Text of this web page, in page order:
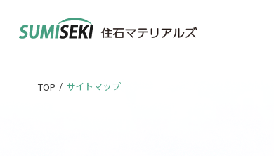
TOP / サイトマップ